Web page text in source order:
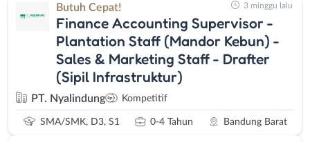
Butuh Cepat!
Finance Accounting Supervisor -
Plantation Staff (Mandor Kebun) -
Sales & Marketing Staff - Drafter
(Sipil Infrastruktur)
PT. Nyalindung Kompetitif
SMA/SMK, D3, S1 0-4 Tahun Bandung Barat
3 minggu lalu